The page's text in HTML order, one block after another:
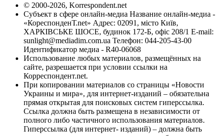
© 2000-2026, Korrespondent.net
Субъект в сфере онлайн-медиа Название онлайн-медиа -
«КореспонденТ.net» Адрес: 02091, місто Київ,
ХАРКІВСЬКЕ ШОСЕ, будинок 172-Б, офіс 208/1 E-mail:
sunlight@mediadim.com.ua Телефон: 044-205-43-00
Идентификатор медиа - R40-06068
Использование любых материалов, размещённых на
сайте, разрешается при условии ссылки на
Корреспондент.net.
При копировании материалов со страницы «Новости
Украины и мира», для интернет-изданий – обязательна
прямая открытая для поисковых систем гиперссылка.
Ссылка должна быть размещена в независимости от
полного либо частичного использования материалов.
Гиперссылка (для интернет- изданий) – должна быть